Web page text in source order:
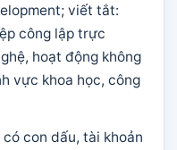
viết tắt:
công lập trực
hoạt động không
vực khoa học, công
con dấu, tài khoản